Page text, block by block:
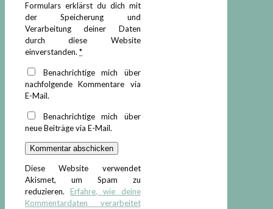
Formulars erklärst du dich mit
der Speicherung und
Verarbeitung deiner Daten
durch diese Website
einverstanden. *
Benachrichtige mich über
nachfolgende Kommentare via
E-Mail.
Benachrichtige mich über
neue Beiträge via E-Mail.
Diese Website verwendet
Akismet, um Spam zu
reduzieren. Erfahre, wie deine
Kommentardaten verarbeitet